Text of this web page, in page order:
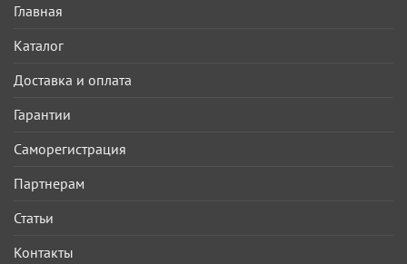
Главная
Каталог
Доставка и оплата
Гарантии
Саморегистрация
Партнерам
Статьи
Контакты